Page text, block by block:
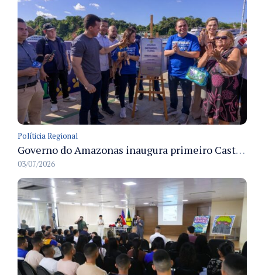
Políticia Regional
Governo do Amazonas inaugura primeiro Castramóvel Fluvial para atendimento veterinário às comunidades ribeirinhas e castração gratuita
03/07/2026